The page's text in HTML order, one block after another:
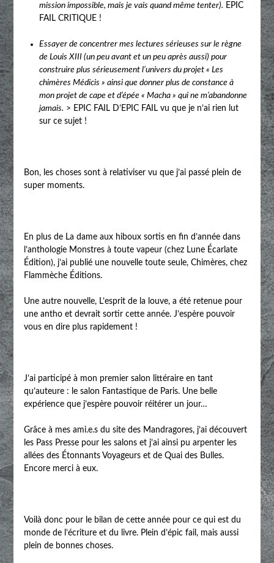
mission impossible, mais je vais quand même tenter). EPIC
FAIL CRITIQUE !
Essayer de concentrer mes lectures sérieuses sur le règne
de Louis XIII (un peu avant et un peu après aussi) pour
construire plus sérieusement l’univers du projet « Les
chimères Médicis » ainsi que donner plus de constance à
mon projet de cape et d’épée « Macha » qui ne m’abandonne
jamais. > EPIC FAIL D’EPIC FAIL vu que je n’ai rien lut
sur ce sujet !
Bon, les choses sont à relativiser vu que j’ai passé plein de
super moments.
En plus de La dame aux hiboux sortis en fin d’année dans
l’anthologie Monstres à toute vapeur (chez Lune Écarlate
Édition), j’ai publié une nouvelle toute seule, Chimères, chez
Flammèche Éditions.
Une autre nouvelle, L’esprit de la louve, a été retenue pour
une antho et devrait sortir cette année. J’espère pouvoir
vous en dire plus rapidement !
J’ai participé à mon premier salon littéraire en tant
qu’auteure : le salon Fantastique de Paris. Une belle
expérience que j’espère pouvoir réitérer un jour…
Grâce à mes ami.e.s du site des Mandragores, j’ai découvert
les Pass Presse pour les salons et j’ai ainsi pu arpenter les
allées des Étonnants Voyageurs et de Quai des Bulles.
Encore merci à eux.
Voilà donc pour le bilan de cette année pour ce qui est du
monde de l’écriture et du livre. Plein d’épic fail, mais aussi
plein de bonnes choses.